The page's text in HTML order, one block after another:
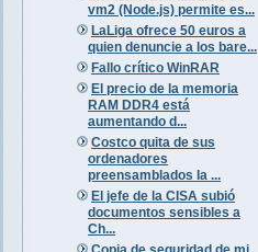
vm2 (Node.js) permite es...
LaLiga ofrece 50 euros a
quien denuncie a los bare...
Fallo crítico WinRAR
El precio de la memoria
RAM DDR4 está
aumentando d...
Costco quita de sus
ordenadores
preensamblados la ...
El jefe de la CISA subió
documentos sensibles a
Ch...